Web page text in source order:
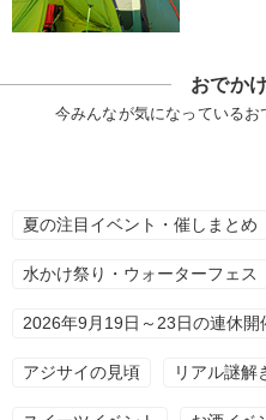
おでか
今みんなが気になっているお
夏の注目イベント・催しまとめ
水かけ祭り・ウォーターフェス
2026年9月19日～23日の連休開
アジサイの見頃 リアル謎解